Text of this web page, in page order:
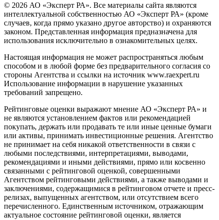
© 2026 АО «Эксперт РА». Все материалы сайта являются
интеллектуальной собственностью АО «Эксперт РА» (кроме
случаев, когда прямо указано другое авторство) и охраняются
законом. Представленная информация предназначена для
использования исключительно в ознакомительных целях.
Настоящая информация не может распространяться любым
способом и в любой форме без предварительного согласия со
стороны Агентства и ссылки на источник www.raexpert.ru
Использование информации в нарушение указанных
требований запрещено.
Рейтинговые оценки выражают мнение АО «Эксперт РА» и
не являются установлением фактов или рекомендацией
покупать, держать или продавать те или иные ценные бумаги
или активы, принимать инвестиционные решения. Агентство
не принимает на себя никакой ответственности в связи с
любыми последствиями, интерпретациями, выводами,
рекомендациями и иными действиями, прямо или косвенно
связанными с рейтинговой оценкой, совершенными
Агентством рейтинговыми действиями, а также выводами и
заключениями, содержащимися в рейтинговом отчете и пресс-
релизах, выпущенных агентством, или отсутствием всего
перечисленного. Единственным источником, отражающим
актуальное состояние рейтинговой оценки, является